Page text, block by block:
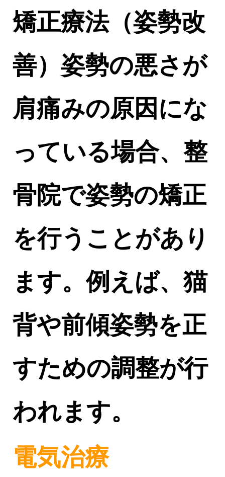
矯正療法（姿勢改
善）姿勢の悪さが
肩痛みの原因にな
っている場合、整
骨院で姿勢の矯正
を行うことがあり
ます。例えば、猫
背や前傾姿勢を正
すための調整が行
われます。
電気治療